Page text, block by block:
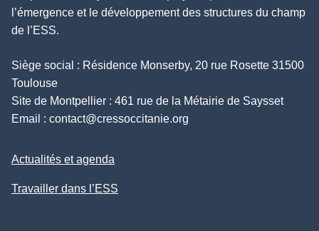
l’émergence et le développement des structures du champ
de l’ESS.
Siège social : Résidence Monserby, 20 rue Rosette 31500
Toulouse
Site de Montpellier : 461 rue de la Métairie de Saysset
Email : contact@cressoccitanie.org
Actualités et agenda
Travailler dans l’ESS